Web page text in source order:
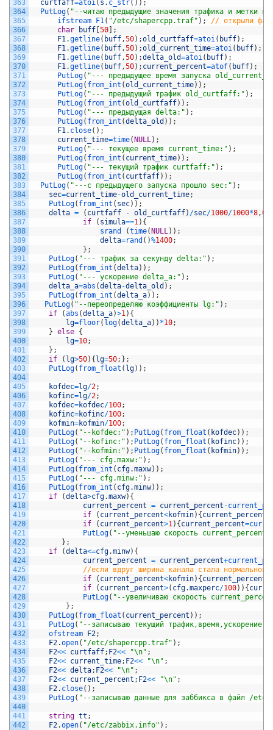
363
364
365
366
367
368
369
370
371
372
373
374
375
376
377
378
379
380
381
382
383
384
385
386
387
388
389
390
391
392
393
394
395
396
397
398
399
400
401
402
403
404
405
406
407
408
409
410
411
412
413
414
415
416
417
418
419
420
421
422
423
424
425
426
427
428
429
430
431
432
433
434
435
436
437
438
439
440
441
442
curtfaff=atoi( s . c_str( ) ) ;
PutLog( "--читаю предыдущие значения трафика и метки
ifstream
F1( "/etc/shapercpp.traf" ) ;
// открыли
char
buff [50
;
F1.getline( buff,50) ;old_curtfaff=atoi( buff) ;
F1.getline( buff,50) ;old_current_time=atoi( buff) ;
F1.getline( buff,50) ;delta_old=atoi( buff) ;
F1.getline( buff,50) ; current_percent=atof( buff) ;
PutLog( "--- предыдущее время запуска
PutLog( from_int (old_current_time) ) ;
PutLog( "--- предыдущий трафик old_curtfaff:" ) ;
PutLog( from_int (old_curtfaff) ) ;
PutLog( "--- предыдущая delta:" ) ;
PutLog( from_int (delta_old ) ) ;
F1. close( ) ;
current_time=time( NULL) ;
PutLog( "--- текущее время current_time:" ) ;
PutLog( from_int ( current_time) ) ;
PutLog( "--- текущий трафик curtfaff:" ) ;
PutLog( from_int ( curtfaff) ) ;
PutLog( "---с предыдущего запуска прошло sec:" ) ;
sec=current_time-old_current_time;
PutLog( from_int ( sec) ) ;
delta = ( curtfaff - old_curtfaff) /sec/1000/1000*8,0
if
( simula==1) {
srand
(time( NULL) ) ;
delta=rand ( )%1400;
} ;
PutLog( "--- трафик за секунду delta:" ) ;
PutLog( from_int (delta) ) ;
PutLog( "--- ускорение delta_a:" ) ;
delta_a=abs (delta-delta_old ) ;
PutLog( from_int (delta_a) ) ;
PutLog( "--переопределяю коэффициенты lg:" ) ;
if
(abs (delta_a)>1) {
lg=floor( log(delta_a) ) *10;
} else {
lg=10;
} ;
if
( lg>50) { lg=50; } ;
PutLog( from_float ( lg) ) ;
kofdec=lg/2;
kofinc=lg/2;
kofdec=kofdec/100;
kofinc=kofinc/100;
kofmin=kofmin/100;
PutLog( "--kofdec:" ) ; PutLog( from_float ( kofdec) ) ;
PutLog( "--kofinc:" ) ; PutLog( from_float ( kofinc) ) ;
PutLog( "--kofmin:" ) ; PutLog( from_float ( kofmin) ) ;
PutLog( "--- cfg.maxw:" ) ;
PutLog( from_int ( cfg.maxw) ) ;
PutLog( "--- cfg.minw:" ) ;
PutLog( from_int ( cfg.minw) ) ;
if
(delta>cfg.maxw) {
current_percent = current_percent -
if
( current_percent<kofmin) { current_percent
if
( current_percent>1) { current_percent=
PutLog( "--уменьшаю скорость
} ;
if
(delta<=cfg.minw) {
current_percent = current_percent+
//если вдруг ширина канала стала
if
( current_percent<kofmin) { current_percent
if
( current_percent>( cfg.maxperc/100) ) {
PutLog( "--увеличиваю скорость
} ;
PutLog( from_float ( current_percent ) ) ;
PutLog( "--записываю текущий
ofstream
F2;
F2.open( "/etc/shapercpp.traf" ) ;
F2<< curtfaff; F2<< "\n" ;
F2<< current_time; F2<< "\n" ;
F2<< delta; F2<< "\n" ;
F2<< current_percent ; F2<< "\n" ;
F2. close( ) ;
PutLog( "--записываю данные для заббикса в файл /
string tt ;
F2.open( "/etc/zabbix.info" ) ;